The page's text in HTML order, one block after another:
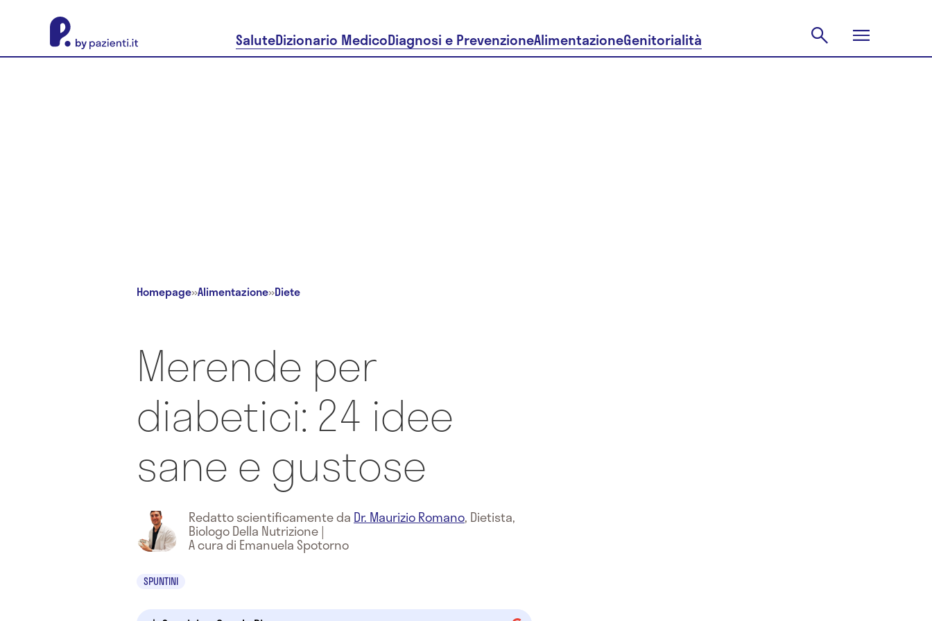
SaluteDizionario MedicoDiagnosi e PrevenzioneAlimentazioneGenitorialità
Homepage»Alimentazione»Diete
Merende per
diabetici: 24 idee
sane e gustose
Redatto scientificamente da Dr. Maurizio Romano, Dietista,
Biologo Della Nutrizione|
A cura di Emanuela Spotorno
SPUNTINI